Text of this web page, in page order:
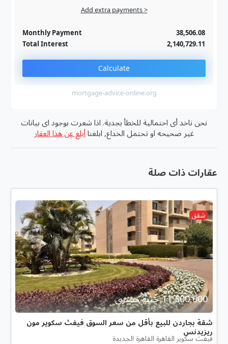
Add extra payments >
Monthly Payment
38,506.08
Total Interest
2,140,729.11
Calculate
mortgage-advice-online.org
نحن ناخد أى احتمالية للخطأ بجدية. اذا شعرت بوجود اى بيانات
غير صحيحه او تحتمل الخداع, ابلغنا أبلغ عن هذا العقار
عقارات ذات صلة
شقق
11,500,000 جنية مصرى
شقة بجاردن للبيع بأقل من سعر السوق فيفث سكوير مون
ريزيدنس
فيفث سكوير القاهرة القاهرة الجديدة